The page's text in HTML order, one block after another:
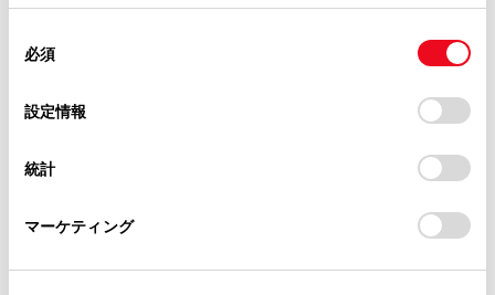
使用することがあります。当ウェブサイトの使用を続行する
デバイスにすべてのCookie(クッキー)が保存されることに同
意したことになります。Cookie(クッキー)のオプトアウト、
設定の変更、同意を撤回したりするにあたっては、当社の
「Cookie（クッキー）情報の取り扱いについて
」をご覧くだ
必須
設定情報
統計
マーケティング
室内長×室内幅×室内高
1680kg